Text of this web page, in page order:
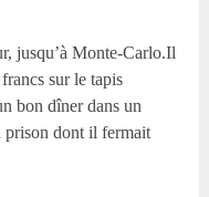
jusqu’à Monte-Carlo.Il
sur le tapis
bon dîner dans un
prison dont il fermait